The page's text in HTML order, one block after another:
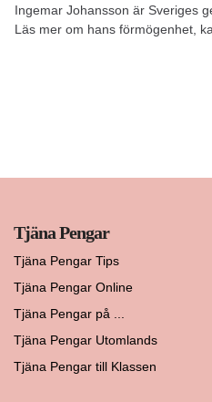
Ingemar Johansson är Sveriges
Läs mer om hans förmögenhet,
Tjäna Pengar
Tjäna Pengar Tips
Tjäna Pengar Online
Tjäna Pengar på ...
Tjäna Pengar Utomlands
Tjäna Pengar till Klassen